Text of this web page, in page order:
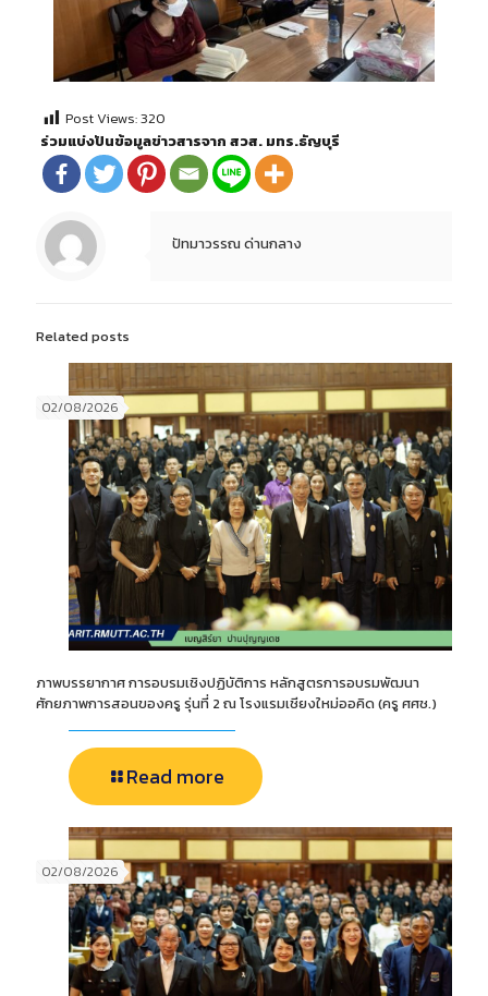
Post Views:320
ร่วมแบ่งปันข้อมูลข่าวสารจาก สวส. มทร.ธัญบุรี
ปัทมาวรรณ ด่านกลาง
Related posts
02/08/2026
ภาพบรรยากาศ การอบรมเชิงปฏิบัติการ หลักสูตรการอบรมพัฒนา
ศักยภาพการสอนของครู รุ่นที่ 2 ณ โรงแรมเชียงใหม่ออคิด (ครู ศศช.)
Read more
02/08/2026